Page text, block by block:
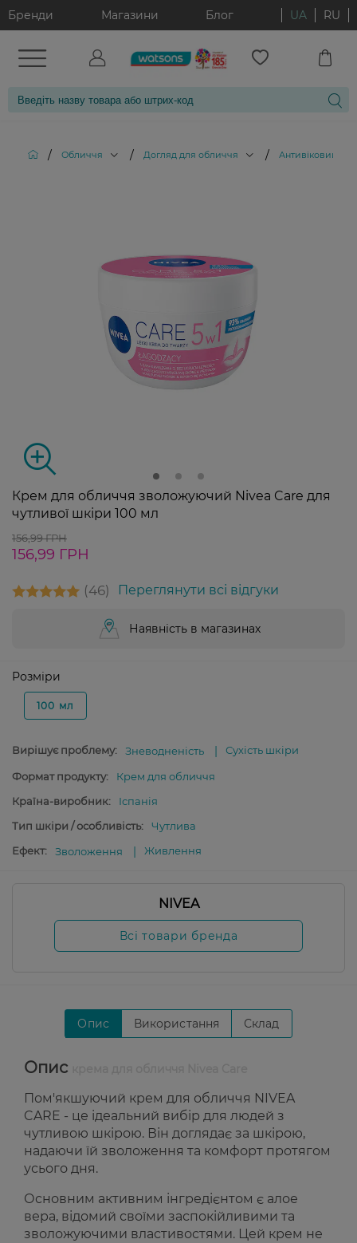
Бренди Магазини Блог UA RU
/ Обличчя / Догляд для обличчя / Антивіковий
Крем для обличчя зволожуючий Nivea Care для
чутливої шкіри 100 мл
156,99 ГРН
156,99 ГРН
46 Переглянути всі відгуки
Наявність в магазинах
Розміри
100 мл
Вирішує проблему: Зневодненість Сухість шкіри
Формат продукту:
Крем для обличчя
Країна-виробник:
Іспанія
Тип шкіри / особливість:
Чутлива
Ефект:
Зволоження Живлення
NIVEA
Всі товари бренда
Опис Використання Склад
Опис
Пом'якшуючий крем для обличчя NIVEA
CARE - це ідеальний вибір для людей з
чутливою шкірою. Він доглядає за шкірою,
надаючи їй зволоження та комфорт протягом
усього дня.
Основним активним інгредієнтом є алое
вера, відомий своїми заспокійливими та
зволожуючими властивостями. Цей крем не